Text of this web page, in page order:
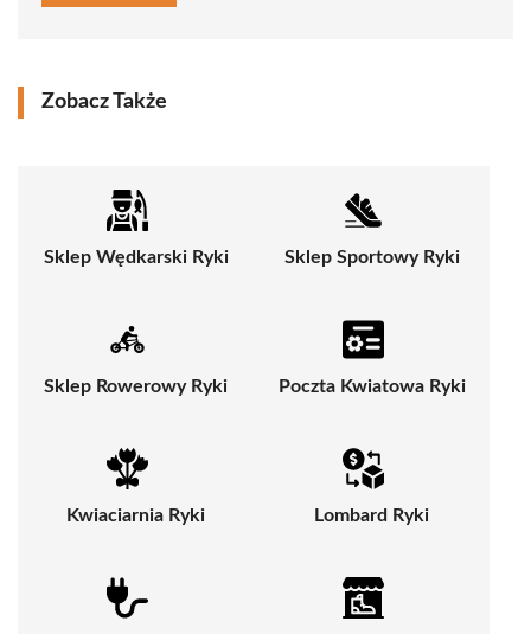
Zobacz Także
Sklep Wędkarski Ryki Sklep Sportowy Ryki
Sklep Rowerowy Ryki Poczta Kwiatowa Ryki
Kwiaciarnia Ryki Lombard Ryki